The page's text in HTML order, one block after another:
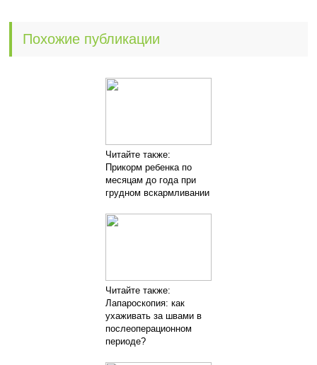
Похожие публикации
Читайте также:
Прикорм ребенка по
месяцам до года при
грудном вскармливании
Читайте также:
Лапароскопия: как
ухаживать за швами в
послеоперационном
периоде?